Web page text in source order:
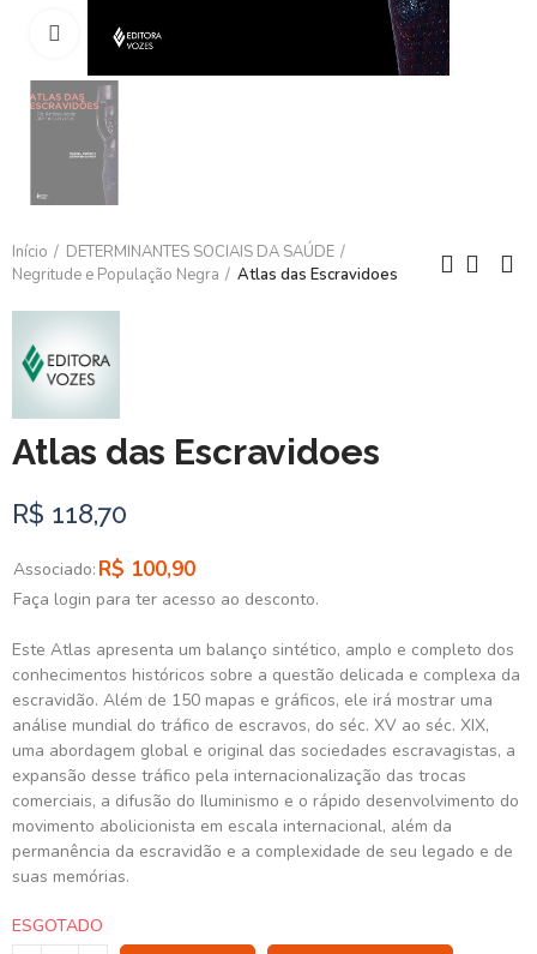
Clique para ampliar
Início
DETERMINANTES SOCIAIS DA SAÚDE
Negritude e População Negra
Atlas das Escravidoes
Atlas das Escravidoes
R$ 118,70
Associado: R$ 100,90
Faça login para ter acesso ao desconto.
Este Atlas apresenta um balanço sintético, amplo e completo dos
conhecimentos históricos sobre a questão delicada e complexa da
escravidão. Além de 150 mapas e gráficos, ele irá mostrar uma
análise mundial do tráfico de escravos, do séc. XV ao séc. XIX,
uma abordagem global e original das sociedades escravagistas, a
expansão desse tráfico pela internacionalização das trocas
comerciais, a difusão do Iluminismo e o rápido desenvolvimento do
movimento abolicionista em escala internacional, além da
permanência da escravidão e a complexidade de seu legado e de
suas memórias.
ESGOTADO